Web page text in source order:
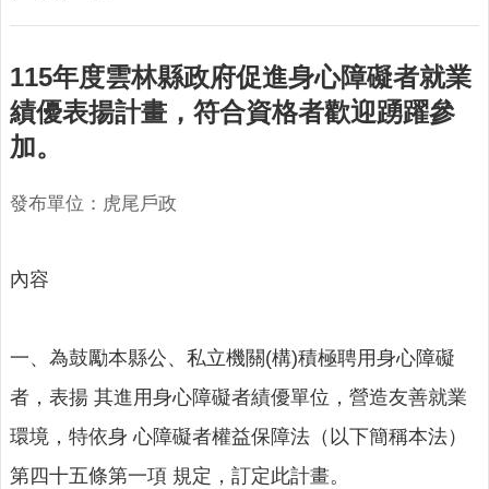
關
介
便
民
務
口
統
最
新
消
息
公
115年度雲林縣政府促進身心障礙者就業
績優表揚計畫，符合資格者歡迎踴躍參
加。
發布單位：虎尾戶政
內容
一、為鼓勵本縣公、私立機關(構)積極聘用身心障礙
者，表揚 其進用身心障礙者績優單位，營造友善就業
環境，特依身 心障礙者權益保障法（以下簡稱本法）
第四十五條第一項 規定，訂定此計畫。